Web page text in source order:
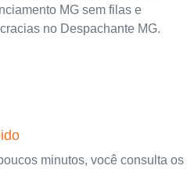
MG sem filas e
no Despachante MG.
minutos, você consulta os